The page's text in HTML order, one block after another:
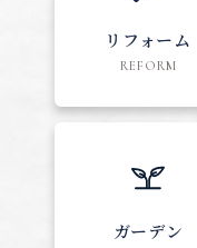
リフォーム
REFORM
ガーデン